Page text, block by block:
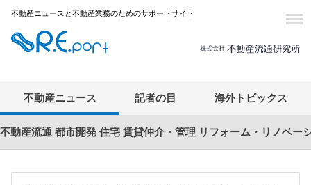
不動産ニュースと不動産業務のためのサポートサイト
不動産ニュース 記者の目 海外トピックス
不動産流通 都市開発 住宅 賃貸仲介・管理 リフォーム・リノベー